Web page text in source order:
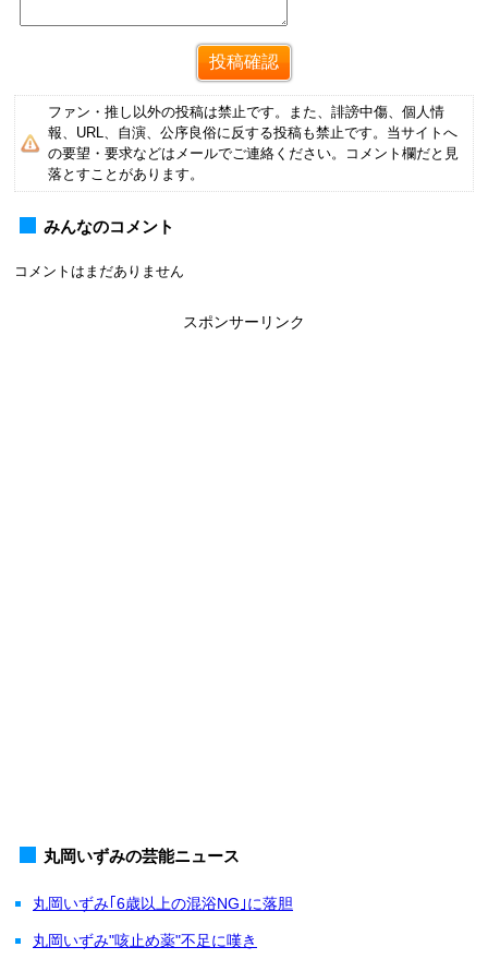
ファン・推し以外の投稿は禁止です。また、誹謗中傷、個人情
報、URL、自演、公序良俗に反する投稿も禁止です。当サイトへ
の要望・要求などはメールでご連絡ください。コメント欄だと見
落とすことがあります。
みんなのコメント
コメントはまだありません
スポンサーリンク
丸岡いずみの芸能ニュース
丸岡いずみ｢6歳以上の混浴NG｣に落胆
丸岡いずみ"咳止め薬"不足に嘆き